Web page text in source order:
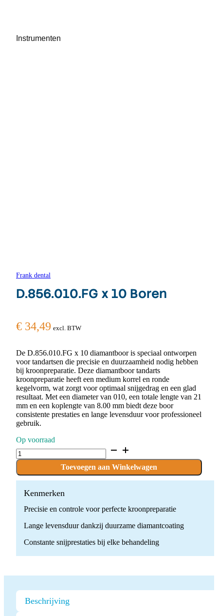
Instrumenten
Frank dental
D.856.010.FG x 10 Boren
€ 34,49 excl. BTW
De D.856.010.FG x 10 diamantboor is speciaal ontworpen
voor tandartsen die precisie en duurzaamheid nodig hebben
bij kroonpreparatie. Deze diamantboor tandarts
kroonpreparatie heeft een medium korrel en ronde
kegelvorm, wat zorgt voor optimaal snijgedrag en een glad
resultaat. Met een diameter van 010, een totale lengte van 21
mm en een koplengte van 8.00 mm biedt deze boor
consistente prestaties en lange levensduur voor professioneel
gebruik.
Op voorraad
D.856.010.FG
x
Boren
quantity
Toevoegen aan Winkelwagen
Kenmerken
Precisie en controle voor perfecte kroonpreparatie
Lange levensduur dankzij duurzame diamantcoating
Constante snijprestaties bij elke behandeling
Beschrijving